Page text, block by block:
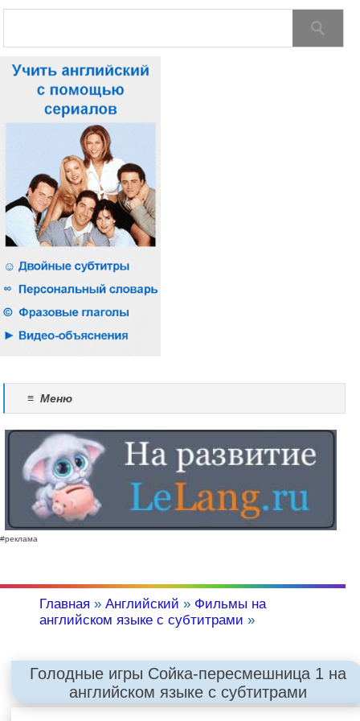
≡ Меню
#реклама
Главная »Английский » Фильмы на
английском языке с субтитрами »
Голодные игры Сойка-пересмешница 1 на
английском языке с субтитрами